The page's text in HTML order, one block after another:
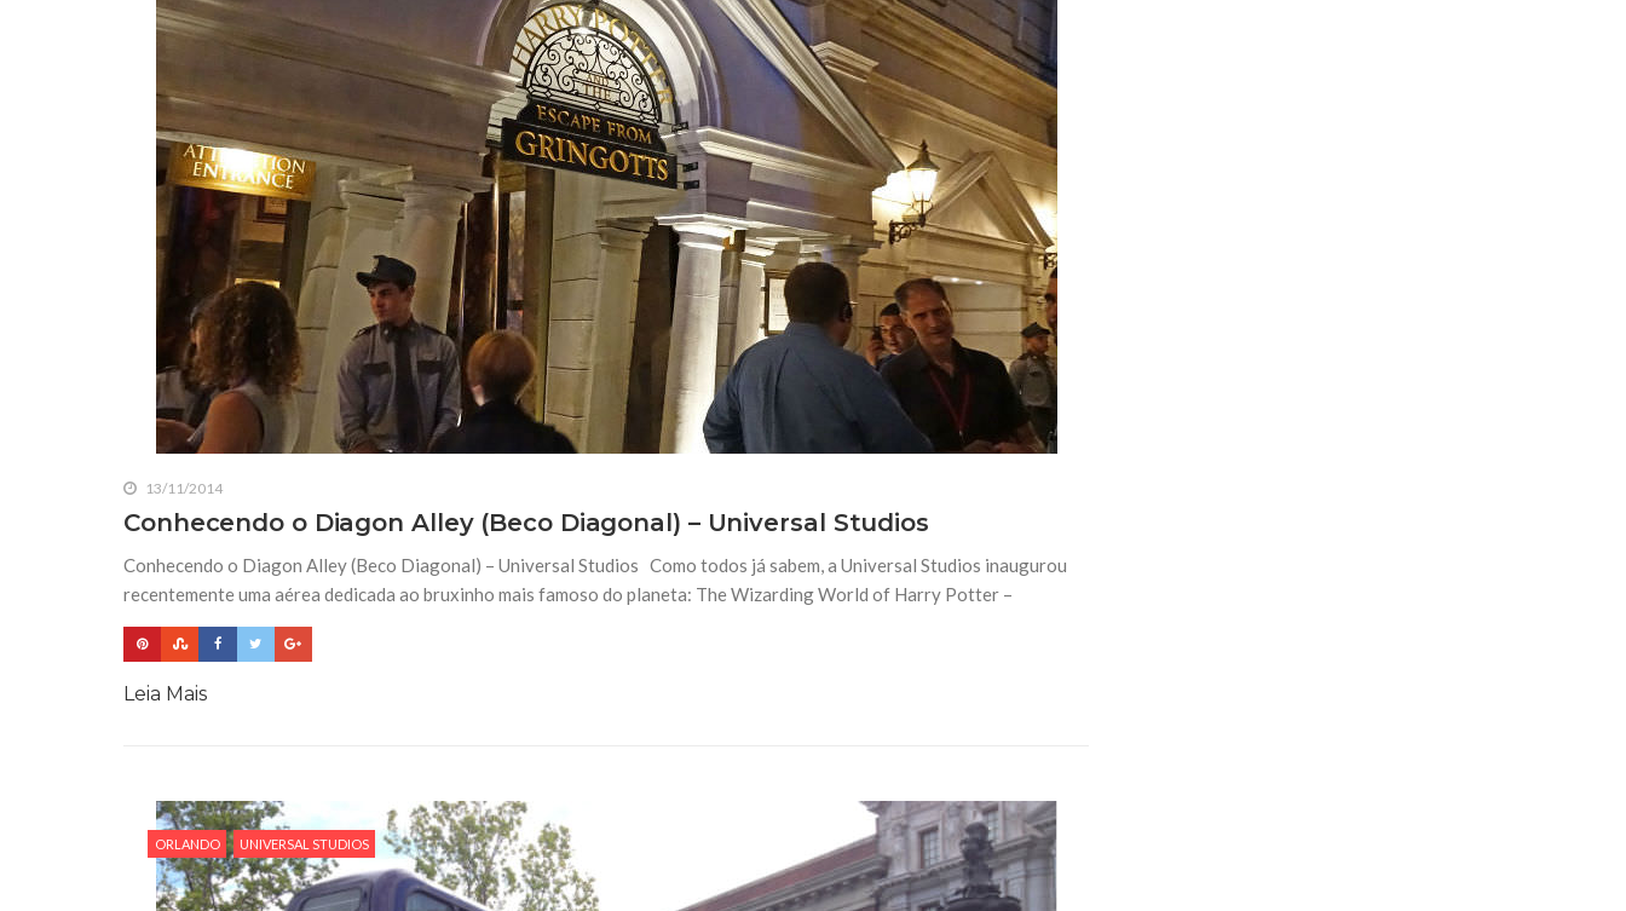
13/11/2014
Conhecendo o Diagon Alley (Beco Diagonal) – Universal Studios
Conhecendo o Diagon Alley (Beco Diagonal) – Universal Studios Como todos já sabem, a Universal Studios inaugurou
recentemente uma aérea dedicada ao bruxinho mais famoso do planeta: The Wizarding World of Harry Potter –
Leia Mais
ORLANDO UNIVERSAL STUDIOS